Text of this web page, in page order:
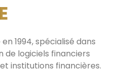
1994, spécialisé dans
de logiciels financiers
institutions financières.